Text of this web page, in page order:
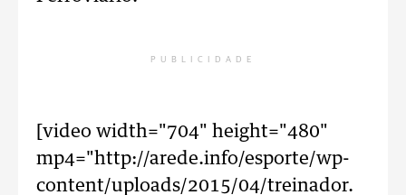
PUBLICIDADE
[video width="704" height="480"
mp4="http://arede.info/esporte/wp-
content/uploads/2015/04/treinador.